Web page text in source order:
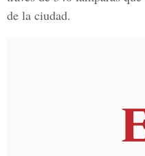
de la ciudad.